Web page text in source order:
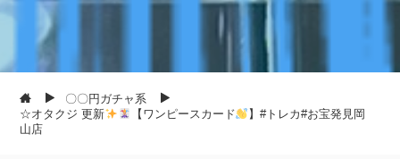
〇〇円ガチャ系
☆オタクジ 更新
【ワンピースカード
】#トレカ#お宝発見岡
山店